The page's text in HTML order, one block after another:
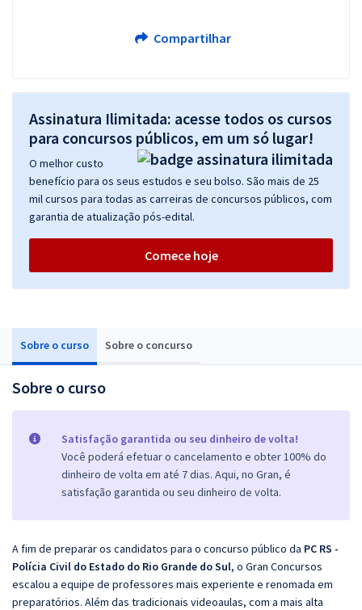
Sobre o curso Sobre o concurso
Sobre o curso
Satisfação garantida ou seu dinheiro de volta!
Você poderá efetuar o cancelamento e obter 100% do
dinheiro de volta em até 7 dias. Aqui, no Gran, é
satisfação garantida ou seu dinheiro de volta.
A fim de preparar os candidatos para o concurso público da PC RS -
Polícia Civil do Estado do Rio Grande do Sul, o Gran Concursos
escalou a equipe de professores mais experiente e renomada em
preparatórios. Além das tradicionais videoaulas, com a mais alta
Compartilhar
Assinatura Ilimitada: acesse todos os cursos
para concursos públicos, em um só lugar!
O melhor custo
benefício para os seus estudos e seu bolso. São mais de 25
mil cursos para todas as carreiras de concursos públicos, com
garantia de atualização pós-edital.
Comece hoje